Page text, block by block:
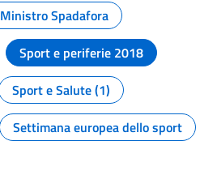
Ministro Spadafora
Sport e periferie 2018
Sport e Salute (1)
Settimana europea dello sport